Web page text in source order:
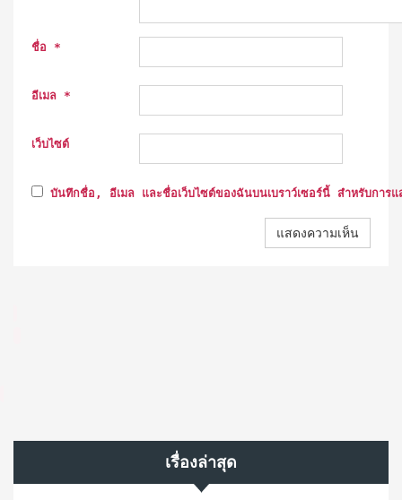
ชื่อ *
อีเมล *
เว็บไซต์
บันทึกชื่อ, อีเมล และชื่อเว็บไซต์ของฉันบนเบราว์เซอร์นี้ สำหรับการแ
เรื่องล่าสุด